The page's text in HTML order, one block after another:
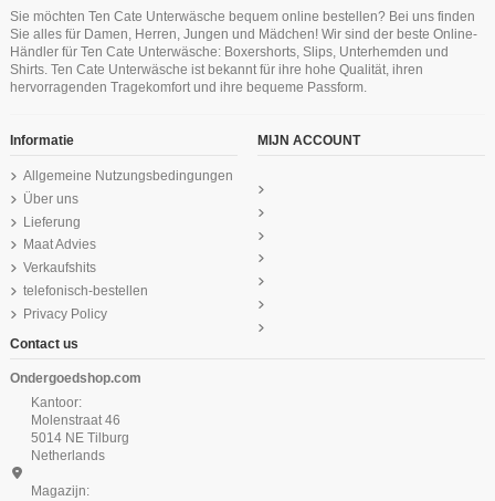
Tweka Badpak Pool Swimsuit Soft
Cup Graphic Wave Blue
39,95 €
Ten Cate Basics men shorty 2 pack
black
32,99 €
Ten Cate Secrets Midi Hipster Off
Weiss
24,99 €
Ten Cate Cotton Secrets Hipster
Schwartz
29,99 €
Ten Cate Basics men singlet 2 pack
white
37,99 €
Ten Cate Secrets Maxi Schwartz
18,74 €24,99 €
Ten Cate Secrets Midi Hipster Off
Weiss
24,99 €
Ten Cate Cotton Secrets Hipster
Schwartz
29,99 €
Sie möchten Ten Cate Unterwäsche bequem online bestellen? Bei uns finden
Sie alles für Damen, Herren, Jungen und Mädchen! Wir sind der beste Online-
Händler für Ten Cate Unterwäsche: Boxershorts, Slips, Unterhemden und
Shirts. Ten Cate Unterwäsche ist bekannt für ihre hohe Qualität, ihren
hervorragenden Tragekomfort und ihre bequeme Passform.
Informatie
Allgemeine Nutzungsbedingungen
Über uns
Lieferung
Maat Advies
Verkaufshits
telefonisch-bestellen
Privacy Policy
MIJN ACCOUNT
Contact us
Ondergoedshop.com
Kantoor:
Molenstraat 46
5014 NE Tilburg
Netherlands
Magazijn: